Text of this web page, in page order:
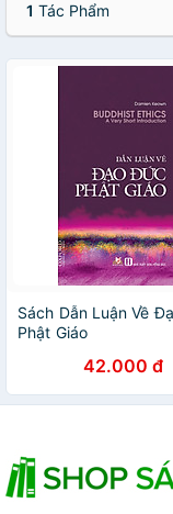
1 Tác Phẩm
Sách Dẫn Luận Về
Phật Giáo
42.000 đ